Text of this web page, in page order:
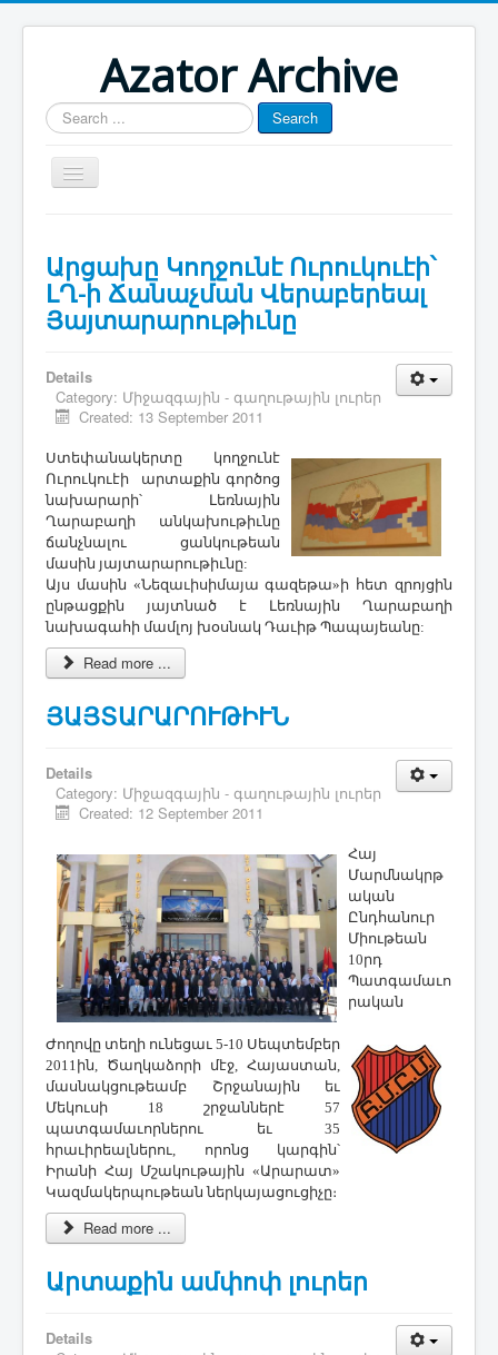
Azator Archive
Search
...
Search
Յուշատետր
Հայաստան-Արցախ
Թուրքիա-Ատրպէյճան
Յօդուածագրութիւն
Արցախը Կողջունէ Ուրուկուէի՝
ԼՂ-ի Ճանաչման Վերաբերեալ
Յայտարարութիւնը
Details
Category: Միջազգային - գաղութային լուրեր
Created: 13 September 2011
Ստեփանակերտը կողջունէ
Ուրուկուէի արտաքին գործոց
նախարարի՝ Լեռնային
Ղարաբաղի անկախութիւնը
ճանչնալու ցանկութեան
մասին յայտարարութիւնը:
Այս մասին «Նեզաւիսիմայա գազեթա»ի հետ զրոյցին
ընթացքին յայտնած է Լեռնային Ղարաբաղի
նախագահի մամլոյ խօսնակ Դաւիթ Պապայեանը:
Read more ...
ՅԱՅՏԱՐԱՐՈՒԹԻՒՆ
Details
Category: Միջազգային - գաղութային լուրեր
Created: 12 September 2011
Հայ
Մարմնակրթ
ական
Ընդհանուր
Միութեան
10րդ
Պատգամաւո
րական
Ժողովը տեղի ունեցաւ 5-10 Սեպտեմբեր
2011ին, Ծաղկաձորի մէջ, Հայաստան,
մասնակցութեամբ Շրջանային եւ
Մեկուսի 18 շրջաններէ 57
պատգամաւորներու եւ 35
հրաւիրեալներու, որոնց կարգին՝
Իրանի Հայ Մշակութային «Արարատ»
Կազմակերպութեան ներկայացուցիչը։
Read more ...
Արտաքին ամփոփ լուրեր
Details